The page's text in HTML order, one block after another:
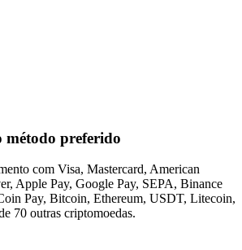
método preferido
com Visa, Mastercard, American
Apple Pay, Google Pay, SEPA, Binance
Pay, Bitcoin, Ethereum, USDT, Litecoin,
70 outras criptomoedas.